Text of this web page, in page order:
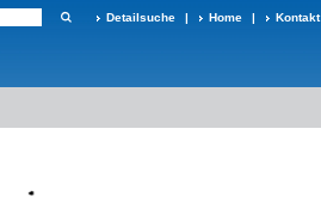
Detailsuche | Home | Kontakt